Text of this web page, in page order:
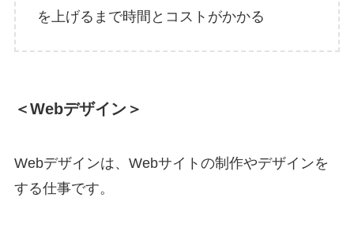
を上げるまで時間とコストがかかる
＜Webデザイン＞
Webデザインは、Webサイトの制作やデザインを
する仕事です。